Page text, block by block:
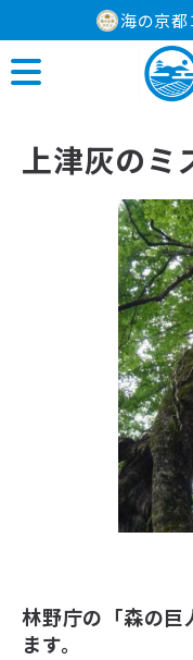
海の京都
上津灰のミ
林野庁の「森の
ます。